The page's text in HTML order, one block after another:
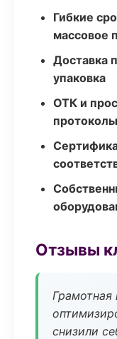
Гибкие
массовое
Доставка
упаковка
ОТК и
Отзывы
снизили